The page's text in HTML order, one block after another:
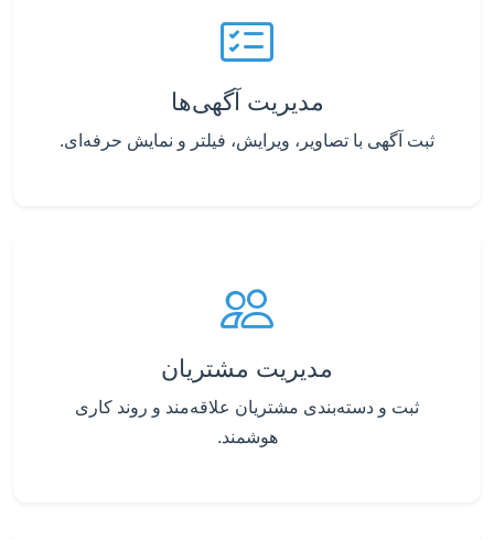
مدیریت آگهی‌ها
ثبت آگهی با تصاویر، ویرایش، فیلتر و نمایش حرفه‌ای.
مدیریت مشتریان
ثبت و دسته‌بندی مشتریان علاقه‌مند و روند کاری
هوشمند.